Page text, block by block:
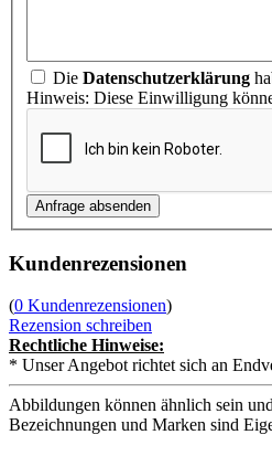
Die Datenschutzerklärung
Hinweis: Diese Einwilligung
Kundenrezensionen
(0 Kundenrezensionen)
Rezension schreiben
Rechtliche Hinweise:
* Unser Angebot richtet sich an
Abbildungen können ähnlich sein
Bezeichnungen und Marken sind